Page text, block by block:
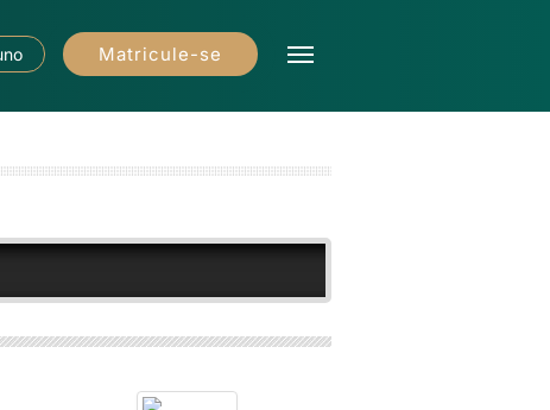
Matricule-se